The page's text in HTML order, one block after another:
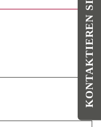
KONTAKTIEREN SIE UNS